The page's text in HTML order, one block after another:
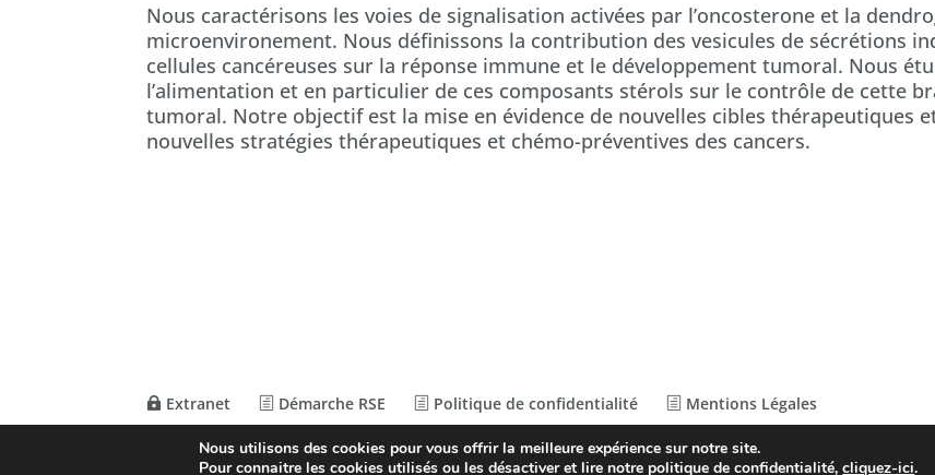
Nous caractérisons les voies de signalisation activées par l’oncosterone et la
microenvironement. Nous définissons la contribution des vesicules de sécrétions
cellules cancéreuses sur la réponse immune et le développement tumoral. Nous
l’alimentation et en particulier de ces composants stérols sur le contrôle de cette
tumoral. Notre objectif est la mise en évidence de nouvelles cibles thérapeutiques
nouvelles stratégies thérapeutiques et chémo-préventives des cancers.
Extranet Démarche RSE Politique de confidentialité Mentions Légales
© ConceptionAgence CosiWeb
Nous utilisons des cookies pour vous offrir la meilleure expérience sur notre site.
Pour connaitre les cookies utilisés ou les désactiver et lire notre politique de confidentialité,cliquez-ici.